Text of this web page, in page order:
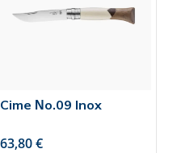
Cime Νo.09 Inox
€